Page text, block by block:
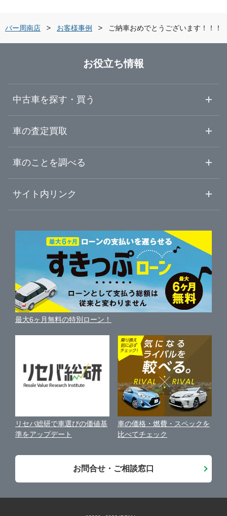
ガリバー車検 宇部店
ガリバー山口インター店
ガリバー山口店
ガリバー岩国店
ガリバー周南店
県東
県央
県西県北
山口県
徳島県
香川県
愛媛県
バー周南店 お客様事例 ご納車おめでとうございます！！！
お役立ち情報
中古車を探す・買う
中古車情報・中古車検索
初めての中古車購入ガイド
中古車人気ランキング
自動車ローンを調べる
ガリバーの自動車ローン
車買い替えの基礎知識
近くのお店で車を探す
車の査定買取
車査定・車買取ならガリバー
ガリバーの査定が選ばれる理由
車を売る時よくある質問
便利な査定サービス
中古車買取相場（毎月更新）
車の個人売買ガイド
車のことを調べる
車初心者まとめ
新車・中古車カタログ
車の燃費を調べる
車種別クチコミ
車比較サイト
サイト内リンク
サイトマップ
サイトの使用条件
利用規約
保険代理店業務に関する基本方針
古物営業法に基づく表示
お客様の声
会社案内
最大6ヶ月無料の特別ローン！
リセバ総研で車選びの価値基
準をアップデート
車の価格・燃費・スペックを
比べてチェック
お問合せ・ご相談窓口